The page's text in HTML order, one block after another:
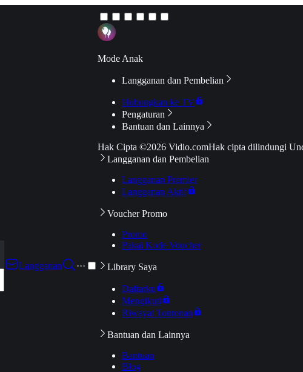
Langganan
···
Mode Anak
Langganan dan Pembelian
Hubungkan ke TV
Pengaturan
Bantuan dan Lainnya
Hak Cipta ©2026 Vidio.comHak cipta dilindungi
Langganan dan Pembelian
Langganan Premier
Langganan Aktif
Voucher Promo
Promo
Pakai Kode Voucher
Library Saya
Daftarku
Mengikuti
Riwayat Tontonan
Bantuan dan Lainnya
Bantuan
Blog